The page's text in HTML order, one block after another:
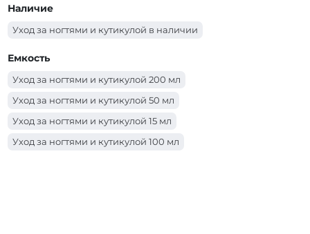
База для обычного лака
Наличие
Уход за ногтями и кутикулой в наличии
Емкость
Уход за ногтями и кутикулой 200 мл
Уход за ногтями и кутикулой 50 мл
Уход за ногтями и кутикулой 15 мл
Уход за ногтями и кутикулой 100 мл